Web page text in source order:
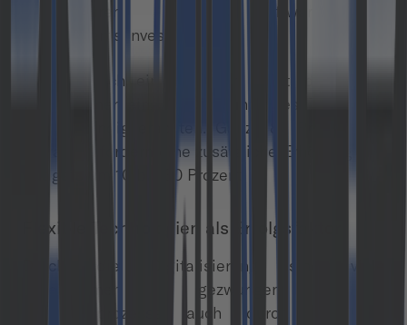
Architekturen sowie Software-defined
Environments investiert.
Weiterhin ich ein wichtiger Punkt, dass viele
Unternehmen eine Aufstockung ihres IT-Budgets
als notwendig erachten. Ganze 82 Prozent der
Befragten fordern eine zusätzliche Erhöhung des
Budgets um 10 bis 30 Prozent.
Flexible Technologien als Erfolgsfaktor
Durch die Digitalisierung sind viele
Unternehmen gezwungen ihre
Geschäftsprozesse auch durch geeignete